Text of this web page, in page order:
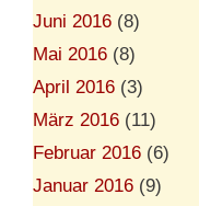
Juni 2016 (8)
Mai 2016 (8)
April 2016 (3)
März 2016 (11)
Februar 2016 (6)
Januar 2016 (9)